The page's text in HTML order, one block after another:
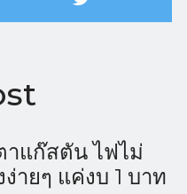
าแก๊สตัน ไฟไม่
ง่ายๆ แค่งบ 1 บาท